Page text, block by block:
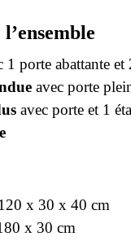
1 porte abattante
avec porte
avec porte et 1
x 30 x 40 cm
x 30 cm